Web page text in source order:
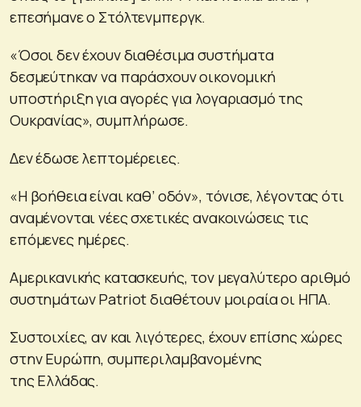
επεσήμανε ο Στόλτενμπεργκ.
«Όσοι δεν έχουν διαθέσιμα συστήματα
δεσμεύτηκαν να παράσχουν οικονομική
υποστήριξη για αγορές για λογαριασμό της
Ουκρανίας», συμπλήρωσε.
Δεν έδωσε λεπτομέρειες.
«Η βοήθεια είναι καθ’ οδόν», τόνισε, λέγοντας ότι
αναμένονται νέες σχετικές ανακοινώσεις τις
επόμενες ημέρες.
Αμερικανικής κατασκευής, τον μεγαλύτερο αριθμό
συστημάτων Patriοt διαθέτουν μοιραία οι ΗΠΑ.
Συστοιχίες, αν και λιγότερες, έχουν επίσης χώρες
στην Ευρώπη, συμπεριλαμβανομένης
της Ελλάδας.